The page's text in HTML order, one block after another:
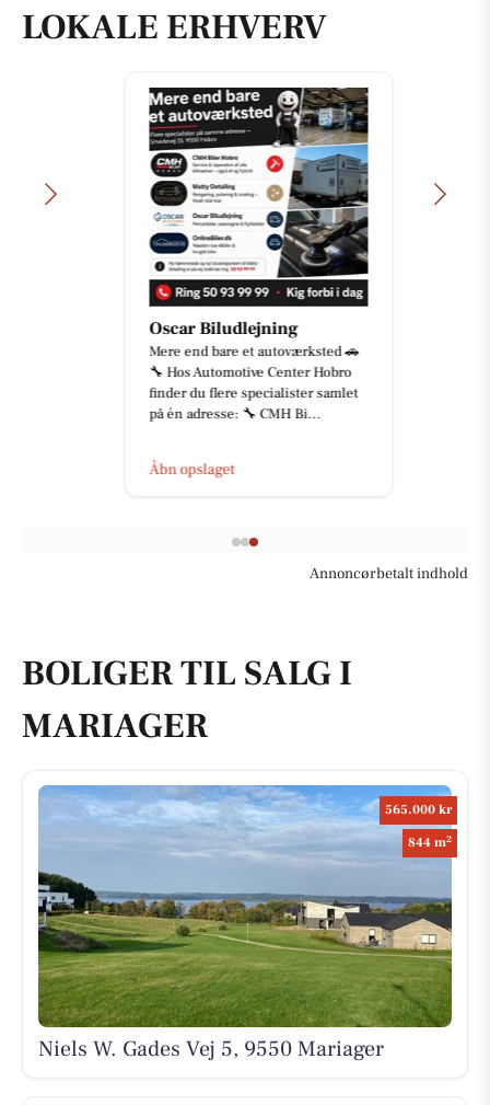
LOKALE ERHVERV
Oscar Biludlejning
Mere end bare et autoværksted 🚗
🔧 Hos Automotive Center Hobro
finder du flere specialister samlet
på én adresse: 🔧 CMH Bi...
Åbn opslaget
Annoncørbetalt indhold
BOLIGER TIL SALG I
MARIAGER
565.000 kr
844 m2
Niels W. Gades Vej 5, 9550 Mariager